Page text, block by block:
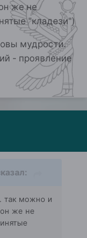
же не
"кладези")
мудрости.
- проявление
так можно и
же не